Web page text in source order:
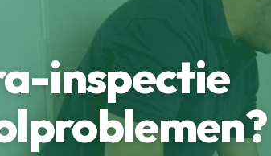
inspectie